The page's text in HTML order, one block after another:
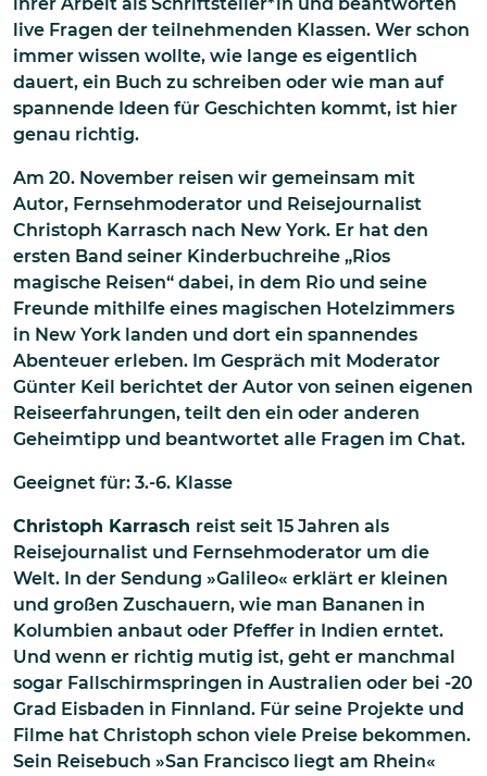
live Fragen der teilnehmenden Klassen. Wer schon
immer wissen wollte, wie lange es eigentlich
dauert, ein Buch zu schreiben oder wie man auf
spannende Ideen für Geschichten kommt, ist hier
genau richtig.
Am 20. November reisen wir gemeinsam mit
Autor, Fernsehmoderator und Reisejournalist
Christoph Karrasch nach New York. Er hat den
ersten Band seiner Kinderbuchreihe „Rios
magische Reisen“ dabei, in dem Rio und seine
Freunde mithilfe eines magischen Hotelzimmers
in New York landen und dort ein spannendes
Abenteuer erleben. Im Gespräch mit Moderator
Günter Keil berichtet der Autor von seinen eigenen
Reiseerfahrungen, teilt den ein oder anderen
Geheimtipp und beantwortet alle Fragen im Chat.
Geeignet für: 3.-6. Klasse
Christoph Karrasch reist seit 15 Jahren als
Reisejournalist und Fernsehmoderator um die
Welt. In der Sendung »Galileo« erklärt er kleinen
und großen Zuschauern, wie man Bananen in
Kolumbien anbaut oder Pfeffer in Indien erntet.
Und wenn er richtig mutig ist, geht er manchmal
sogar Fallschirmspringen in Australien oder bei -20
Grad Eisbaden in Finnland. Für seine Projekte und
Filme hat Christoph schon viele Preise bekommen.
Sein Reisebuch »San Francisco liegt am Rhein«